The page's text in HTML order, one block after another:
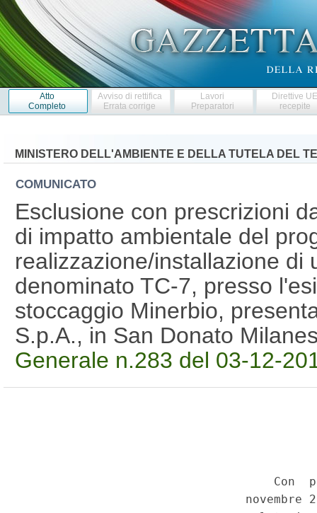
Atto
Completo
Avviso di rettifica
Errata corrige
Lavori
Preparatori
Direttive
recepite
MINISTERO DELL'AMBIENTE E DELLA TUTELA DEL
COMUNICATO
Esclusione con prescrizioni
di impatto ambientale del
realizzazione/installazione di
denominato TC-7, presso
stoccaggio Minerbio,
S.p.A., in San Donato
Generale n.283 del 03-12-